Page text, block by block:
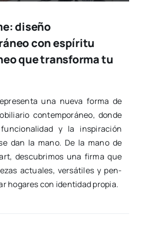
diseño
con espíritu
que transforma tu
una nue­va for­ma de
con­tem­po­rá­neo, don­de
y la ins­pi­ra­ción
dan la mano. De la mano de
des­cu­bri­mos una fir­ma que
actua­les, ver­sá­ti­les y pen­
hoga­res con iden­ti­dad pro­pia.